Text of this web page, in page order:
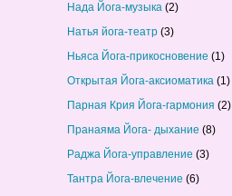
Нада Йога-музыка (2)
Натья йога-театр (3)
Ньяса Йога-прикосновение (1)
Открытая Йога-аксиоматика (1)
Парная Крия Йога-гармония (2)
Пранаяма Йога- дыхание (8)
Раджа Йога-управление (3)
Тантра Йога-влечение (6)